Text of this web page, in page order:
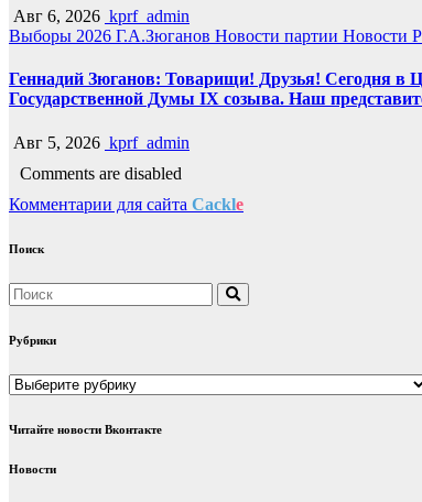
Авг 6, 2026 kprf_admin
Выборы 2026 Г.А.Зюганов Новости партии Новости
Геннадий Зюганов: Товарищи! Друзья! Сегодня в
Государственной Думы IX созыва. Наш
Авг 5, 2026 kprf_admin
Comments are disabled
Комментарии для сайта Cackle
Поиск
Рубрики
Рубрики
Читайте новости Вконтакте
Новости